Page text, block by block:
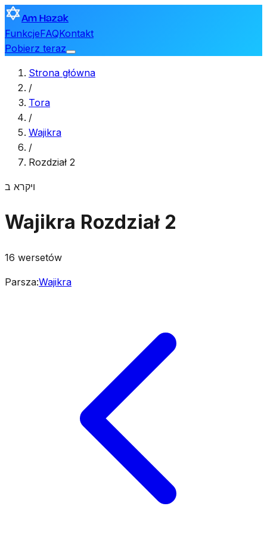
Am Hazak
FunkcjeFAQKontakt
Pobierz teraz
Strona główna
/
Tora
/
Wajikra
/
Rozdział 2
ויקרא ב
Wajikra Rozdział 2
16 wersetów
Parsza:Wajikra